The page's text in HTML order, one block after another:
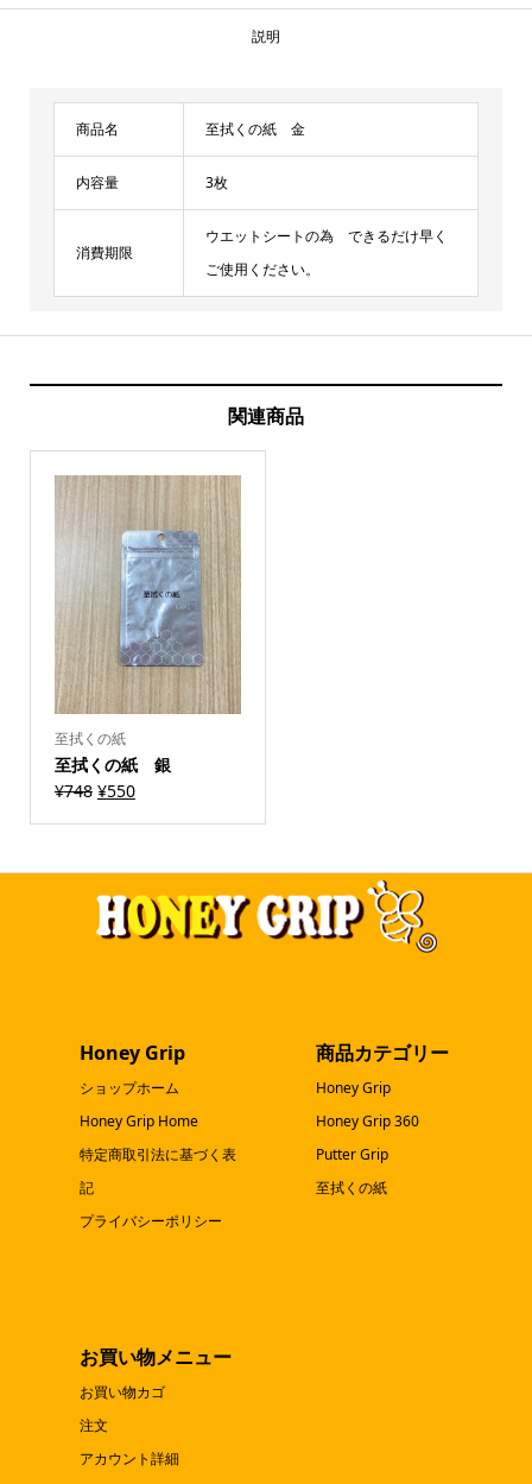
説明
商品名 至拭くの紙 金
内容量 3枚
消費期限
ウエットシートの為 できるだけ早く
ご使用ください。
関連商品
至拭くの紙
至拭くの紙 銀
¥748 元
は
¥748
で
¥550現
格
は
¥550
Honey Grip
ショップホーム
Honey Grip Home
特定商取引法に基づく表
記
プライバシーポリシー
商品カテゴリー
Honey Grip
Honey Grip 360
Putter Grip
至拭くの紙
お買い物メニュー
お買い物カゴ
注文
アカウント詳細